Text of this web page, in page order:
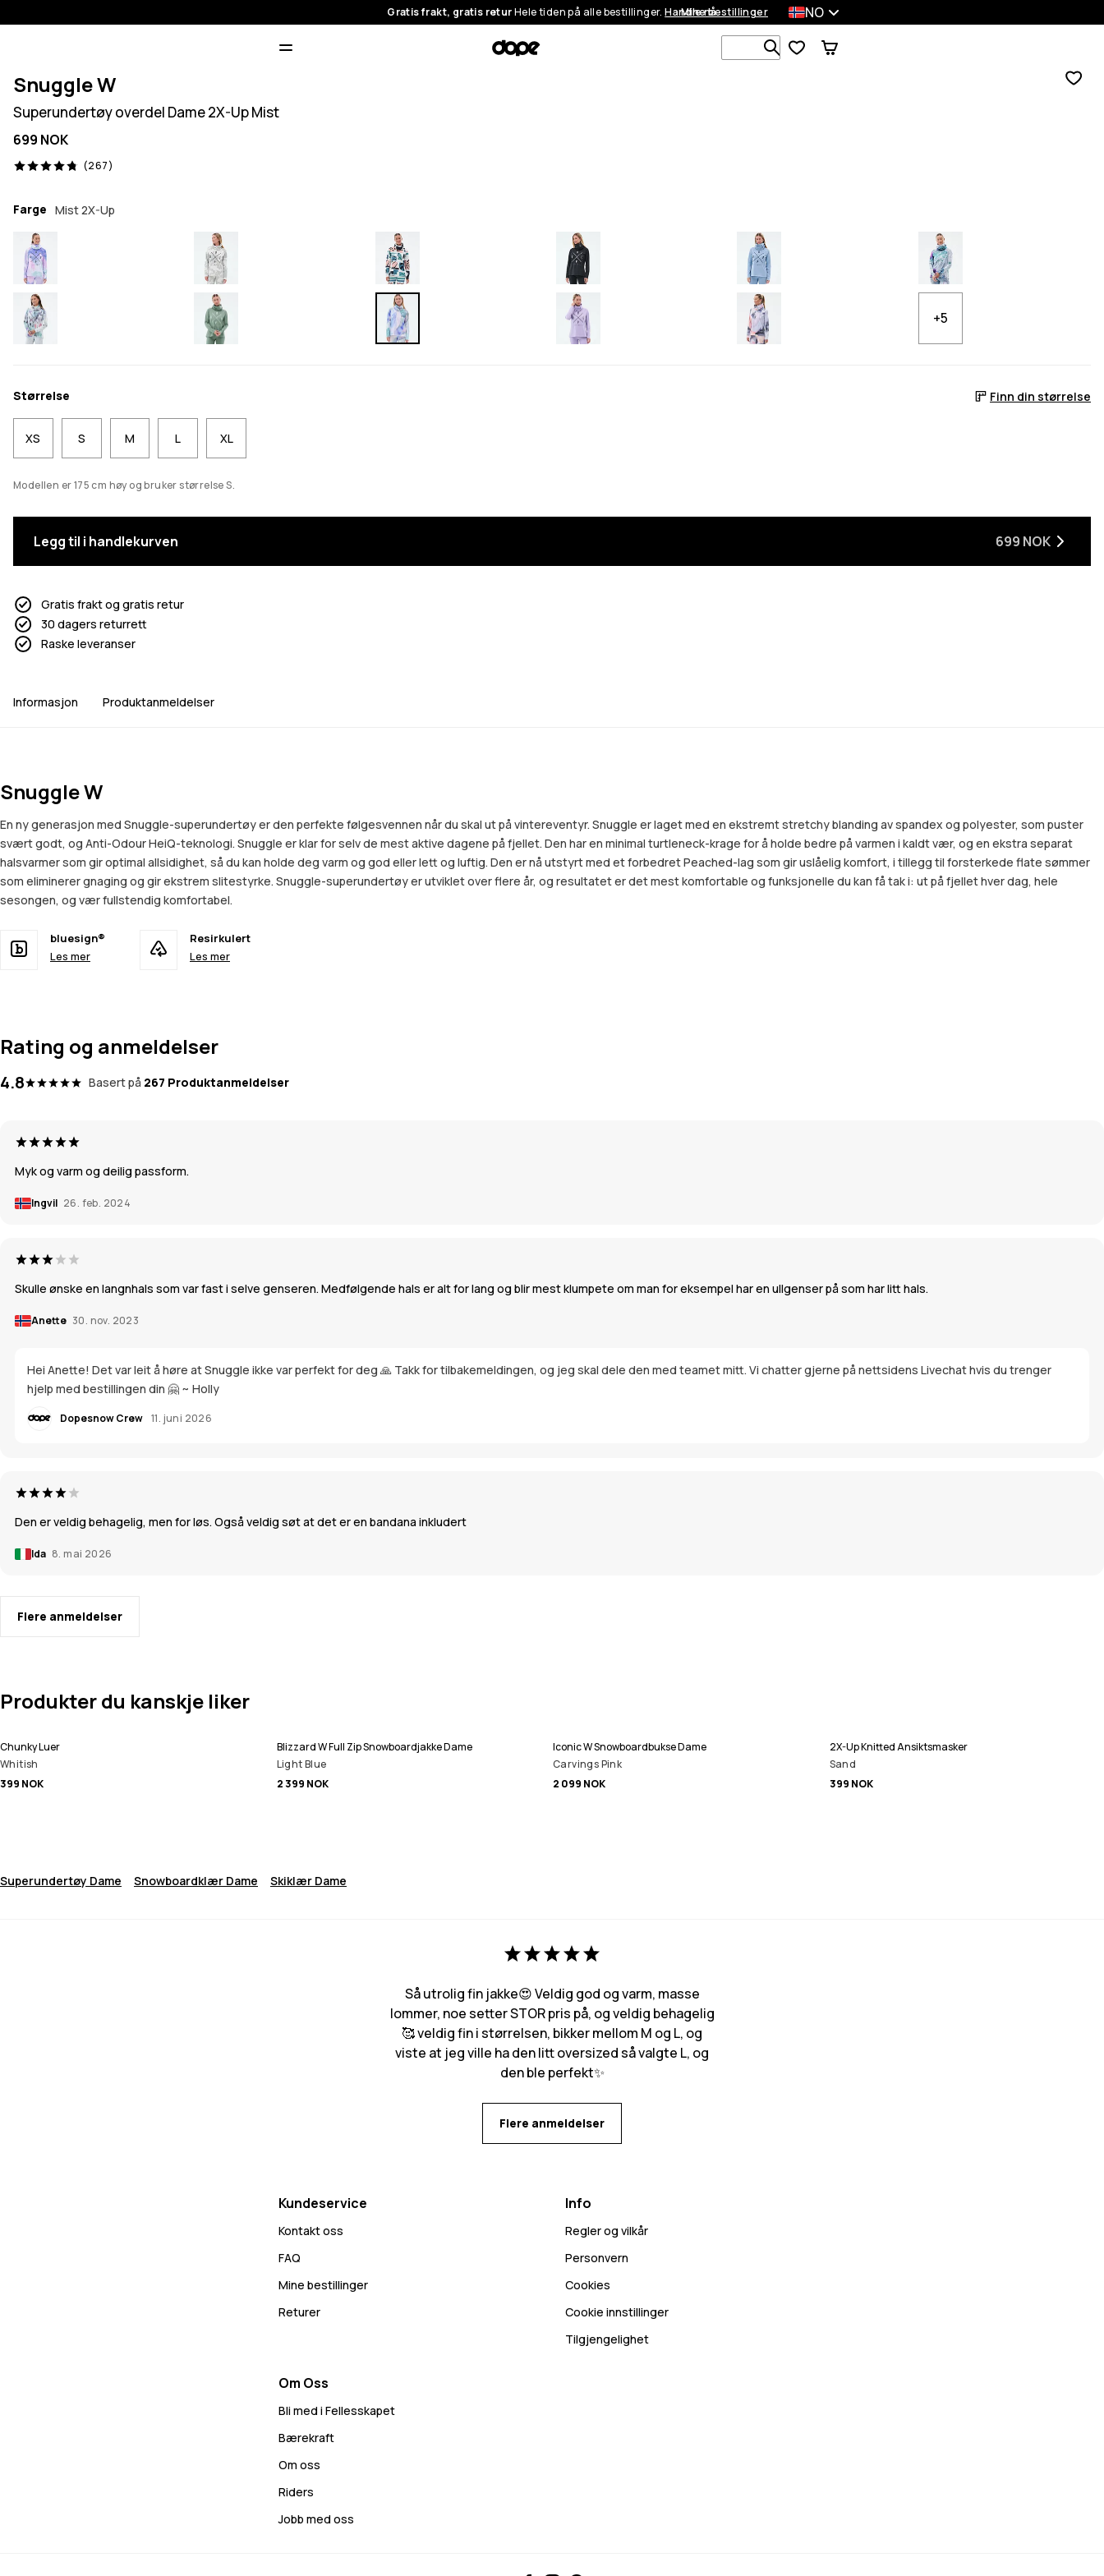
Gratis frakt, gratis returHele tiden på alle bestillinger.Handle nå
Mine bestillinger NO
Søk blant 1 000+ produkter
Snuggle W
Superundertøy overdel Dame 2X-Up Mist
699 NOK
(267)
267 anmeldelser, 4.8/5
Farge Mist 2X-Up
+5
Størrelse Finn din størrelse
XS S M L XL
Modellen er 175 cm høy og bruker størrelse S.
Legg til i handlekurven 699 NOK
Gratis frakt og gratis retur
30 dagers returrett
Raske leveranser
Informasjon Produktanmeldelser
Snuggle W
En ny generasjon med Snuggle-superundertøy er den perfekte følgesvennen når du skal ut på vintereventyr. Snuggle er laget med en ekstremt stretchy blanding av spandex og polyester, som puster
svært godt, og Anti-Odour HeiQ-teknologi. Snuggle er klar for selv de mest aktive dagene på fjellet. Den har en minimal turtleneck-krage for å holde bedre på varmen i kaldt vær, og en ekstra separat
halsvarmer som gir optimal allsidighet, så du kan holde deg varm og god eller lett og luftig. Den er nå utstyrt med et forbedret Peached-lag som gir uslåelig komfort, i tillegg til forsterkede flate sømmer
som eliminerer gnaging og gir ekstrem slitestyrke. Snuggle-superundertøy er utviklet over flere år, og resultatet er det mest komfortable og funksjonelle du kan få tak i: ut på fjellet hver dag, hele
sesongen, og vær fullstendig komfortabel.
bluesign®
Les mer
Resirkulert
Les mer
Rating og anmeldelser
4.8 Basert på 267 Produktanmeldelser
Myk og varm og deilig passform.
Ingvil 26. feb. 2024
Skulle ønske en langnhals som var fast i selve genseren. Medfølgende hals er alt for lang og blir mest klumpete om man for eksempel har en ullgenser på som har litt hals.
Anette 30. nov. 2023
Hei Anette! Det var leit å høre at Snuggle ikke var perfekt for deg 🙏 Takk for tilbakemeldingen, og jeg skal dele den med teamet mitt. Vi chatter gjerne på nettsidens Livechat hvis du trenger
hjelp med bestillingen din 🤗 ~ Holly
Dopesnow Crew 11. juni 2026
Den er veldig behagelig, men for løs. Også veldig søt at det er en bandana inkludert
Ida 8. mai 2026
Flere anmeldelser
Produkter du kanskje liker
Chunky Luer
Whitish
399 NOK
Blizzard W Full Zip Snowboardjakke Dame
Light Blue
2 399 NOK
Iconic W Snowboardbukse Dame
Carvings Pink
2 099 NOK
2X-Up Knitted Ansiktsmasker
Sand
399 NOK
Superundertøy Dame Snowboardklær Dame Skiklær Dame
Så utrolig fin jakke😍 Veldig god og varm, masse
lommer, noe setter STOR pris på, og veldig behagelig
🥰 veldig fin i størrelsen, bikker mellom M og L, og
viste at jeg ville ha den litt oversized så valgte L, og
den ble perfekt✨
Flere anmeldelser
Kundeservice
Kontakt oss
FAQ
Mine bestillinger
Returer
Info
Regler og vilkår
Personvern
Cookies
Cookie innstillinger
Tilgjengelighet
Om Oss
Bli med i Fellesskapet
Bærekraft
Om oss
Riders
Jobb med oss